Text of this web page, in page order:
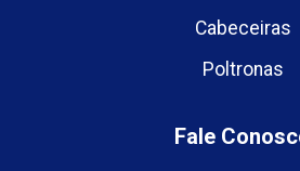
Cabeceiras
Poltronas
Fale